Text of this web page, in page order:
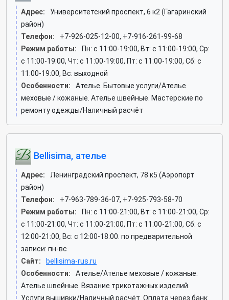
Адрес:
Университетский проспект, 6 к2 (Гагаринский
район)
Телефон:
+7-926-025-12-00, +7-916-261-99-68
Режим работы:
Пн: c 11:00-19:00, Вт: c 11:00-19:00, Ср:
c 11:00-19:00, Чт: c 11:00-19:00, Пт: c 11:00-19:00, Сб: c
11:00-19:00, Вс: выходной
Особенности:
Ателье. Бытовые услуги/Ателье
меховые / кожаные. Ателье швейные. Мастерские по
ремонту одежды/Наличный расчёт
Bellisima, ателье
Адрес:
Ленинградский проспект, 78 к5 (Аэропорт
район)
Телефон:
+7-963-789-36-07, +7-925-793-58-70
Режим работы:
Пн: c 11:00-21:00, Вт: c 11:00-21:00, Ср:
c 11:00-21:00, Чт: c 11:00-21:00, Пт: c 11:00-21:00, Сб: c
12:00-21:00, Вс: c 12:00-18:00. по предварительной
записи: пн-вс
Сайт:
bellisima-rus.ru
Особенности:
Ателье/Ателье меховые / кожаные.
Ателье швейные. Вязание трикотажных изделий.
Услуги вышивки/Наличный расчёт. Оплата через банк